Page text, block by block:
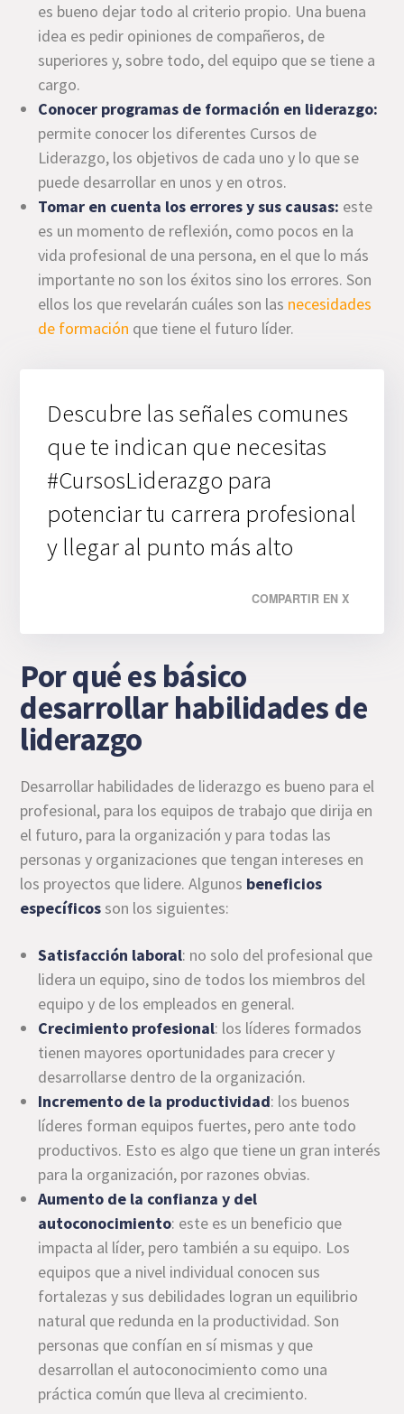
es bueno dejar todo al criterio propio. Una buena
idea es pedir opiniones de compañeros, de
superiores y, sobre todo, del equipo que se tiene a
cargo.
Conocer programas de formación en liderazgo:
permite conocer los diferentes Cursos de
Liderazgo, los objetivos de cada uno y lo que se
puede desarrollar en unos y en otros.
Tomar en cuenta los errores y sus causas: este
es un momento de reflexión, como pocos en la
vida profesional de una persona, en el que lo más
importante no son los éxitos sino los errores. Son
ellos los que revelarán cuáles son las necesidades
de formación que tiene el futuro líder.
Descubre las señales comunes
que te indican que necesitas
#CursosLiderazgo para
potenciar tu carrera profesional
y llegar al punto más alto
COMPARTIR EN X
Por qué es básico
desarrollar habilidades de
liderazgo
Desarrollar habilidades de liderazgo es bueno para el
profesional, para los equipos de trabajo que dirija en
el futuro, para la organización y para todas las
personas y organizaciones que tengan intereses en
los proyectos que lidere. Algunos beneficios
específicosson los siguientes:
Satisfacción laboral: no solo del profesional que
lidera un equipo, sino de todos los miembros del
equipo y de los empleados en general.
Crecimiento profesional: los líderes formados
tienen mayores oportunidades para crecer y
desarrollarse dentro de la organización.
Incremento de la productividad: los buenos
líderes forman equipos fuertes, pero ante todo
productivos. Esto es algo que tiene un gran interés
para la organización, por razones obvias.
Aumento de la confianza y del
autoconocimiento: este es un beneficio que
impacta al líder, pero también a su equipo. Los
equipos que a nivel individual conocen sus
fortalezas y sus debilidades logran un equilibrio
natural que redunda en la productividad. Son
personas que confían en sí mismas y que
desarrollan el autoconocimiento como una
práctica común que lleva al crecimiento.